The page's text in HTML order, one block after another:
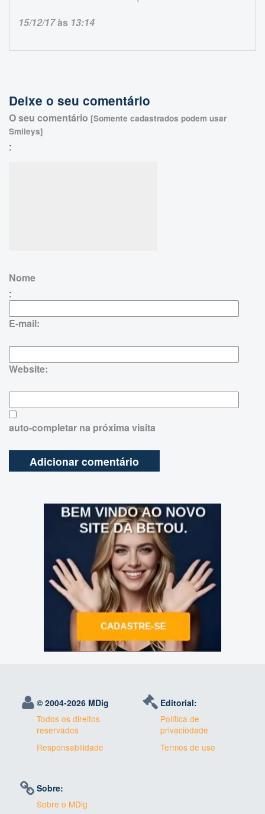
15/12/17às 13:14
Deixe o seu comentário
O seu comentário [Somente cadastrados podem usar
Smileys]
:
Nome
:
E-mail:
Website:
auto-completar na próxima visita
© 2004-2026 MDig
Todos os direitos
reservados
Responsabilidade
Editorial:
Política de
privaciodade
Termos de uso
Sobre:
Sobre o MDig